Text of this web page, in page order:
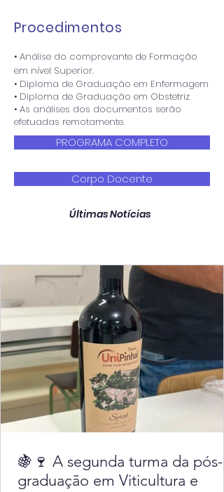
Procedimentos
• Análise do comprovante de Formação
em nível Superior.
• Diploma de Graduação em Enfermagem
• Diploma de Graduação em Obstetriz
• As análises dos documentos serão
efetuadas remotamente.
PROGRAMA COMPLETO
Corpo Docente
Últimas Notícias
🍇🍷 A segunda turma da pós-
graduação em Viticultura e